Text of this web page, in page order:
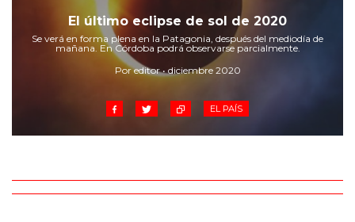
Corredor de Ansenuza
La Carlota y zona
Laboulaye y sur
Río Tercero
Despeñaderos
El último eclipse de sol de 2020
Se verá en forma plena en la Patagonia, después del mediodía de
mañana. En Córdoba podrá observarse parcialmente.
Por editor • diciembre 2020
EL PAÍS